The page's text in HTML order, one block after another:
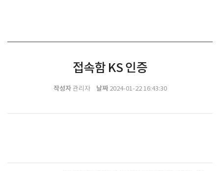
접속함 KS 인증
작성자관리자 날짜2024-01-22 16:43:30